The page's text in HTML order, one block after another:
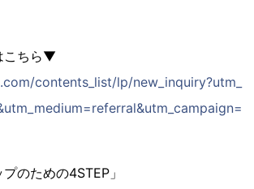
こちら▼
contents_list/lp/new_inquiry?utm_
のための4STEP」